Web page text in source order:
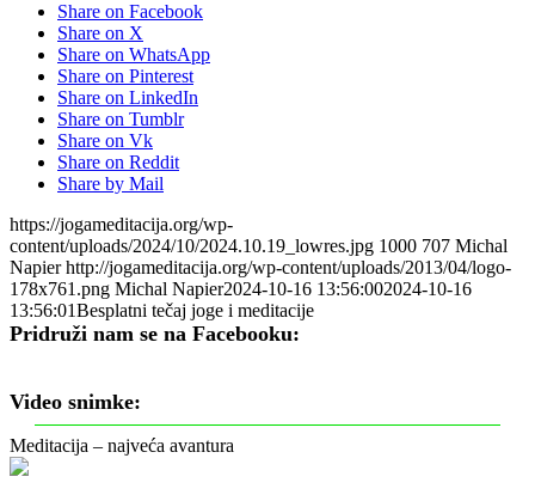
Share on Facebook
Share on X
Share on WhatsApp
Share on Pinterest
Share on LinkedIn
Share on Tumblr
Share on Vk
Share on Reddit
Share by Mail
https://jogameditacija.org/wp-
content/uploads/2024/10/2024.10.19_lowres.jpg 1000 707 Michal
Napier http://jogameditacija.org/wp-content/uploads/2013/04/logo-
178x761.png Michal Napier2024-10-16 13:56:002024-10-16
13:56:01Besplatni tečaj joge i meditacije
Pridruži nam se na Facebooku:
Video snimke:
Meditacija – najveća avantura